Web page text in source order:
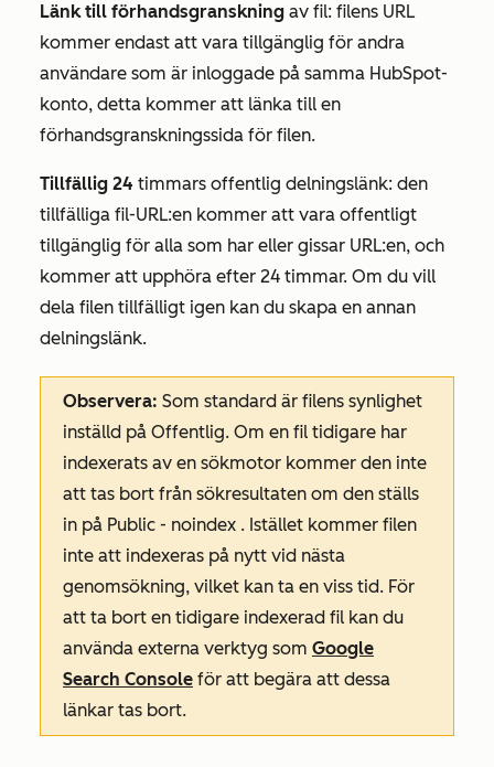
Länk till förhandsgranskning av fil: filens URL
kommer endast att vara tillgänglig för andra
användare som är inloggade på samma HubSpot-
konto, detta kommer att länka till en
förhandsgranskningssida för filen.
Tillfällig 24 timmars offentlig delningslänk: den
tillfälliga fil-URL:en kommer att vara offentligt
tillgänglig för alla som har eller gissar URL:en, och
kommer att upphöra efter 24 timmar. Om du vill
dela filen tillfälligt igen kan du skapa en annan
delningslänk.
Observera: Som standard är filens synlighet
inställd på Offentlig. Om en fil tidigare har
indexerats av en sökmotor kommer den inte
att tas bort från sökresultaten om den ställs
in på Public - noindex . Istället kommer filen
inte att indexeras på nytt vid nästa
genomsökning, vilket kan ta en viss tid. För
att ta bort en tidigare indexerad fil kan du
använda externa verktyg som Google
Search Console för att begära att dessa
länkar tas bort.